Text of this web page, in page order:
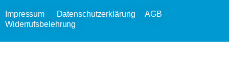
Impressum Datenschutzerklärung
AGB
Widerrufsbelehrung